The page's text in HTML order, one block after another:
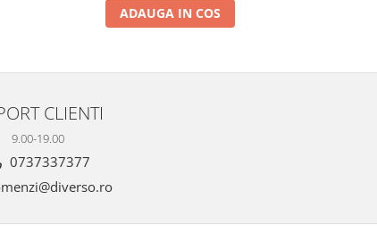
ADAUGA IN COS
CLIENTI
9.00-19.00
0737337377